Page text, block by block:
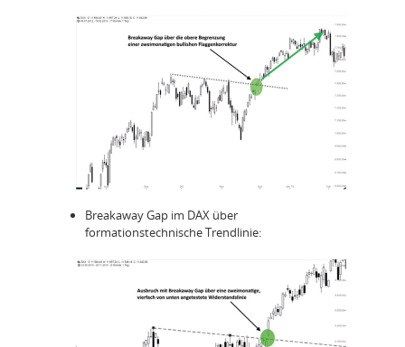
Breakaway Gap im DAX über
formationstechnische Trendlinie: